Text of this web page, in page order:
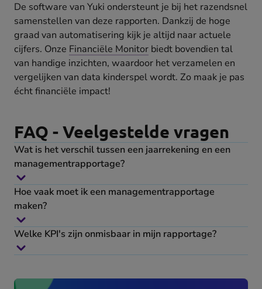
De software van Yuki ondersteunt je bij het razendsnel
samenstellen van deze rapporten. Dankzij de hoge
graad van automatisering kijk je altijd naar actuele
cijfers. Onze Financiële Monitor biedt bovendien tal
van handige inzichten, waardoor het verzamelen en
vergelijken van data kinderspel wordt. Zo maak je pas
écht financiële impact!
FAQ - Veelgestelde vragen
Wat is het verschil tussen een jaarrekening en een
managementrapportage?
Hoe vaak moet ik een managementrapportage
maken?
Welke KPI's zijn onmisbaar in mijn rapportage?